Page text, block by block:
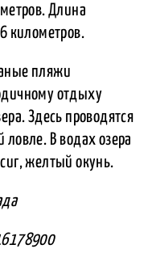
Длина
километров.
пляжи
отдыху
Здесь проводятся
ловле. В водах озера
желтый окунь.